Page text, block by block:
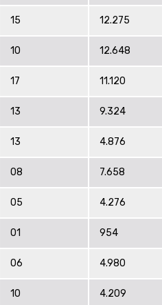
15 12.275
10 12.648
17 11.120
13 9.324
13 4.876
08 7.658
05 4.276
01 954
06 4.980
10 4.209